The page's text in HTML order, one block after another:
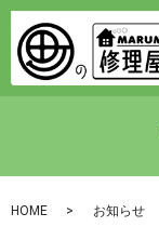
HOME お知らせ